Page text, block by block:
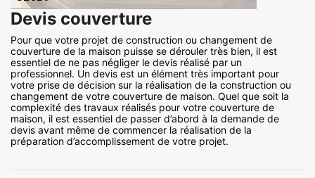
Devis couverture
Pour que votre projet de construction ou changement de
couverture de la maison puisse se dérouler très bien, il est
essentiel de ne pas négliger le devis réalisé par un
professionnel. Un devis est un élément très important pour
votre prise de décision sur la réalisation de la construction ou
changement de votre couverture de maison. Quel que soit la
complexité des travaux réalisés pour votre couverture de
maison, il est essentiel de passer d’abord à la demande de
devis avant même de commencer la réalisation de la
préparation d’accomplissement de votre projet.